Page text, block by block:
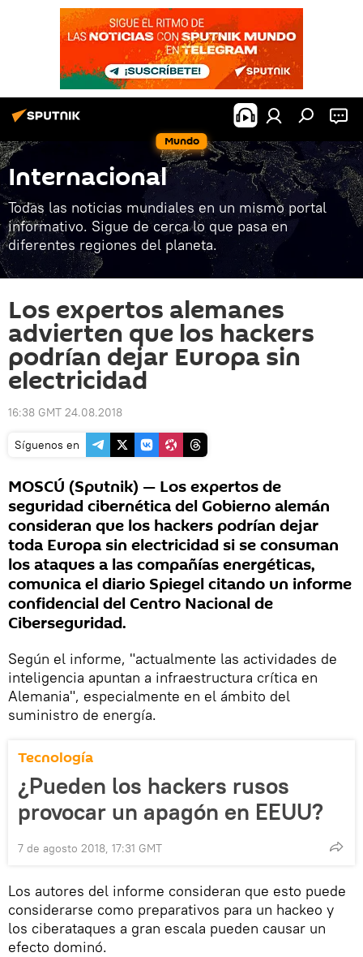
Mundo
Internacional
Todas las noticias mundiales en un mismo portal
informativo. Sigue de cerca lo que pasa en
diferentes regiones del planeta.
Los expertos alemanes
advierten que los hackers
podrían dejar Europa sin
electricidad
16:38 GMT 24.08.2018
Síguenos en
MOSCÚ (Sputnik) — Los expertos de
seguridad cibernética del Gobierno alemán
consideran que los hackers podrían dejar
toda Europa sin electricidad si se consuman
los ataques a las compañías energéticas,
comunica el diario Spiegel citando un informe
confidencial del Centro Nacional de
Ciberseguridad.
Según el informe, "actualmente las actividades de
inteligencia apuntan a infraestructura crítica en
Alemania", especialmente en el ámbito del
suministro de energía.
Tecnología
¿Pueden los hackers rusos
provocar un apagón en EEUU?
7 de agosto 2018, 17:31 GMT
Los autores del informe consideran que esto puede
considerarse como preparativos para un hackeo y
los ciberataques a gran escala pueden causar un
efecto dominó.